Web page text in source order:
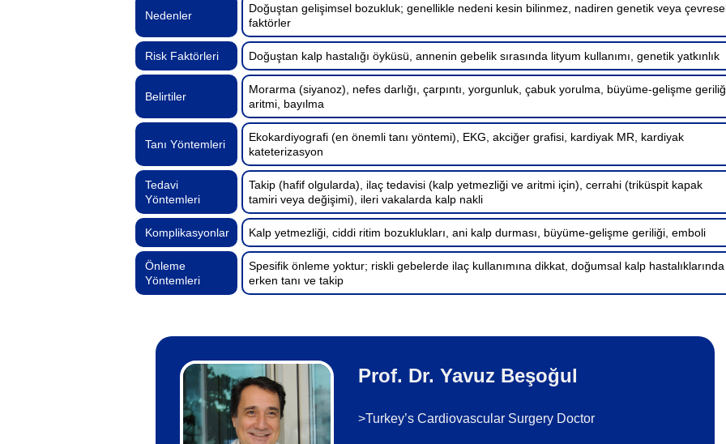
Nedenler
Doğuştan gelişimsel bozukluk; genellikle nedeni kesin bilinmez, nadiren genetik veya
faktörler
Risk Faktörleri Doğuştan kalp hastalığı öyküsü, annenin gebelik sırasında lityum kullanımı, genetik yatkınlık
Belirtiler
Morarma (siyanoz), nefes darlığı, çarpıntı, yorgunluk, çabuk yorulma, büyüme-gelişme
aritmi, bayılma
Tanı Yöntemleri
Ekokardiyografi (en önemli tanı yöntemi), EKG, akciğer grafisi, kardiyak MR, kardiyak
kateterizasyon
Tedavi
Yöntemleri
Takip (hafif olgularda), ilaç tedavisi (kalp yetmezliği ve aritmi için), cerrahi (triküspit kapak
tamiri veya değişimi), ileri vakalarda kalp nakli
Komplikasyonlar Kalp yetmezliği, ciddi ritim bozuklukları, ani kalp durması, büyüme-gelişme geriliği, emboli
Önleme
Yöntemleri
Spesifik önleme yoktur; riskli gebelerde ilaç kullanımına dikkat, doğumsal kalp hastalıklarında
erken tanı ve takip
Prof. Dr. Yavuz Beşoğul
>Turkey’s Cardiovascular Surgery Doctor